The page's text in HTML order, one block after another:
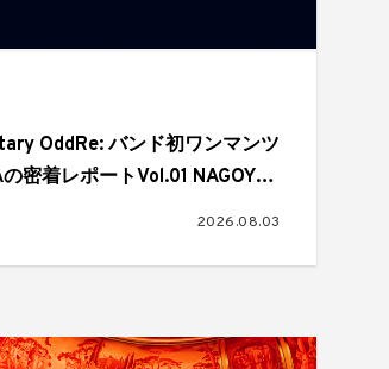
OddRe: バンド初ワンマンツ
密着レポートVol.01 NAGOYA
2026.08.03